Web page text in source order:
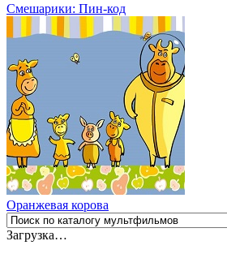
Смешарики: Пин-код
Оранжевая корова
Загрузка…